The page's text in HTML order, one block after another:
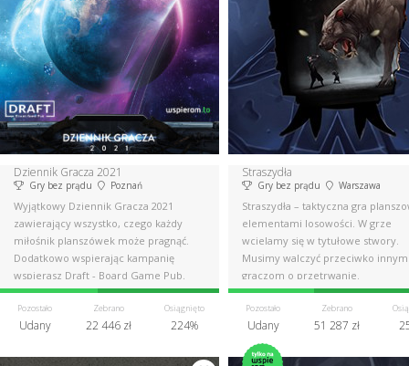
Dziennik Gracza 2021
Gry bez prądu Poznań
Wyjątkowy Dziennik Gracza 2021
zawierający wszystko, czego każdy
miłośnik planszówek może pragnąć.
Dodatkowo wspierając kampanię
wspierasz Draft - Board Game Pub.
Pozostało
Udany
Zebrano
22 446 zł
Osiągnięto
224%
Straszydła
Gry bez prądu Warszawa
Straszydła – taktyczna gra
elementami losowości. W grze
wcielamy się w tytułowe stwory.
Musimy walczyć przeciwko innym
graczom o przetrwanie.
Pozostało
Udany
Zebrano
51 287 zł